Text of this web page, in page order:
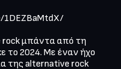
1DEZBaMtdX/
rock μπάντα από τη
το 2024. Με έναν ήχο
της alternative rock